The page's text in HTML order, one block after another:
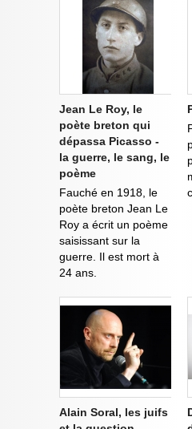
Jean Le Roy, le
poète breton qui
dépassa Picasso -
la guerre, le sang, le
poème
Fauché en 1918, le
poète breton Jean Le
Roy a écrit un poème
saisissant sur la
guerre. Il est mort à
24 ans.
Alain Soral, les juifs